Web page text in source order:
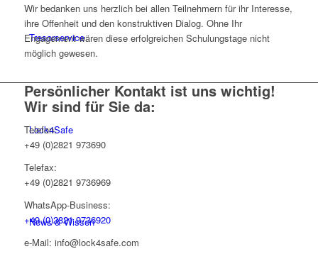
Tresorservice
Lock4Safe
News & Wissen
Wir bedanken uns herzlich bei allen Teilnehmern für ihr Interesse,
ihre Offenheit und den konstruktiven Dialog. Ohne Ihr
Engagement wären diese erfolgreichen Schulungstage nicht
möglich gewesen.
Persönlicher Kontakt ist uns wichtig!
Wir sind für Sie da:
Telefon:
+49 (0)2821 973690
Telefax:
+49 (0)2821 9736969
WhatsApp-Business:
+49 (0)2821 9736920
e-Mail: info@lock4safe.com